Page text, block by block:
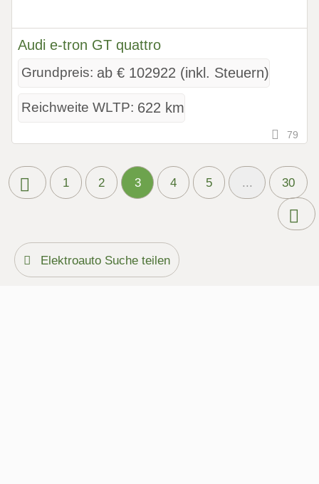
Audi e-tron GT quattro
Grundpreis: ab € 102922 (inkl. Steuern)
Reichweite WLTP: 622 km
79
1 2 3 4 5 ... 30
Elektroauto Suche teilen